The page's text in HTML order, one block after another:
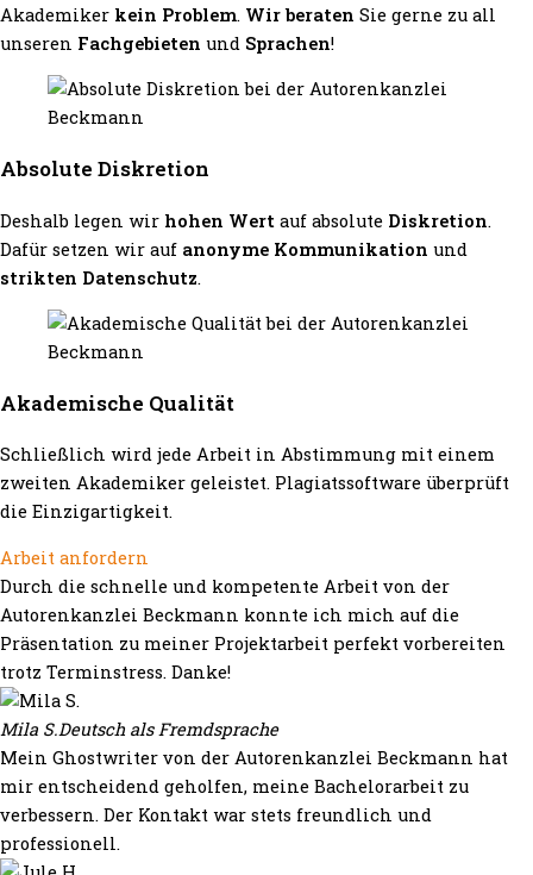
Akademiker kein Problem. Wir beraten Sie gerne zu all
unseren Fachgebieten und Sprachen!
Absolute Diskretion
Deshalb legen wir hohen Wert auf absolute Diskretion.
Dafür setzen wir auf anonyme Kommunikation und
strikten Datenschutz.
Akademische Qualität
Schließlich wird jede Arbeit in Abstimmung mit einem
zweiten Akademiker geleistet. Plagiatssoftware überprüft
die Einzigartigkeit.
Arbeit anfordern
Durch die schnelle und kompetente Arbeit von der
Autorenkanzlei Beckmann konnte ich mich auf die
Präsentation zu meiner Projektarbeit perfekt vorbereiten
trotz Terminstress. Danke!
Mila S.Deutsch als Fremdsprache
Mein Ghostwriter von der Autorenkanzlei Beckmann hat
mir entscheidend geholfen, meine Bachelorarbeit zu
verbessern. Der Kontakt war stets freundlich und
professionell.